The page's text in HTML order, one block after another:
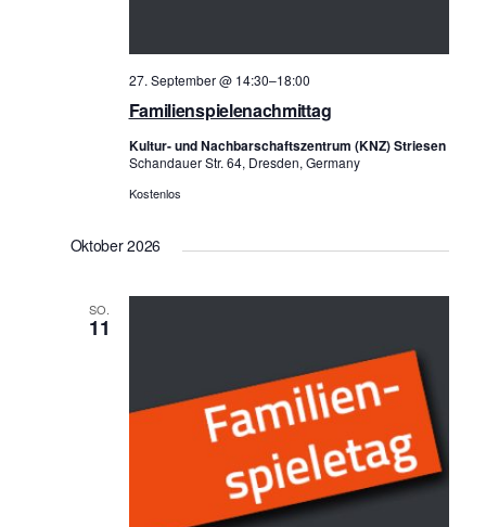
Familienspielenachmittag
27. September @ 14:30–18:00
Kultur- und Nachbarschaftszentrum (KNZ) Striesen
Schandauer Str. 64, Dresden, Germany
Kostenlos
Oktober 2026
SO.
11